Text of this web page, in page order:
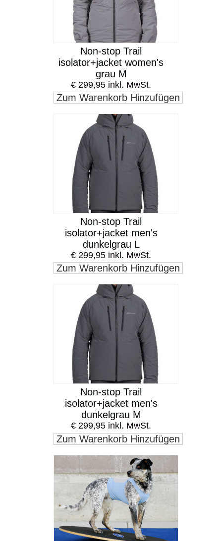
Non-stop Trail
isolator+jacket women's
grau M
€ 299,95 inkl. MwSt.
Zum Warenkorb Hinzufügen
Non-stop Trail
isolator+jacket men's
dunkelgrau L
€ 299,95 inkl. MwSt.
Zum Warenkorb Hinzufügen
Non-stop Trail
isolator+jacket men's
dunkelgrau M
€ 299,95 inkl. MwSt.
Zum Warenkorb Hinzufügen